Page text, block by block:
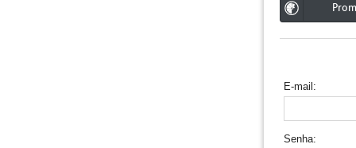
E-mail
Senha